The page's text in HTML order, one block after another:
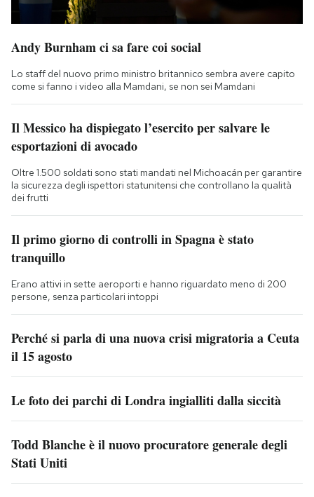
Andy Burnham ci sa fare coi social
Lo staff del nuovo primo ministro britannico sembra avere capito
come si fanno i video alla Mamdani, se non sei Mamdani
Il Messico ha dispiegato l’esercito per salvare le
esportazioni di avocado
Oltre 1.500 soldati sono stati mandati nel Michoacán per garantire
la sicurezza degli ispettori statunitensi che controllano la qualità
dei frutti
Il primo giorno di controlli in Spagna è stato
tranquillo
Erano attivi in sette aeroporti e hanno riguardato meno di 200
persone, senza particolari intoppi
Perché si parla di una nuova crisi migratoria a Ceuta
il 15 agosto
Le foto dei parchi di Londra ingialliti dalla siccità
Todd Blanche è il nuovo procuratore generale degli
Stati Uniti